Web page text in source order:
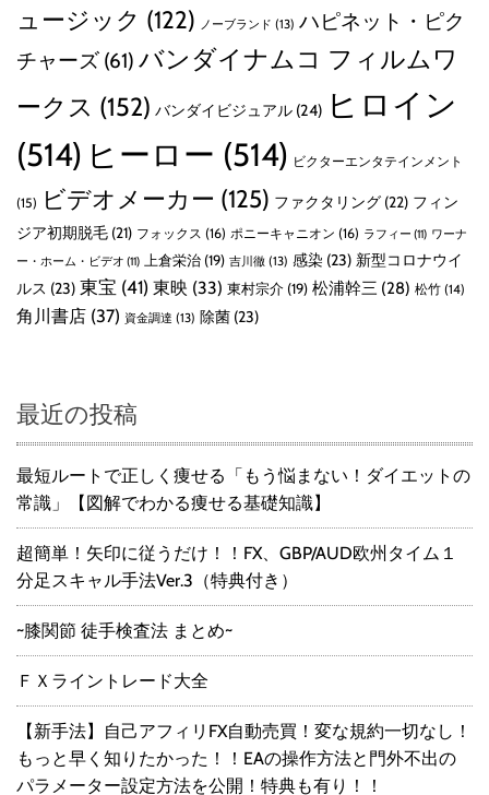
ュージック (122) ノーブランド (13) ハピネット・ピク
チャーズ (61) バンダイナムコ フィルムワ
ークス (152) バンダイビジュアル (24) ヒロイン
(514) ヒーロー (514) ビクターエンタテインメント
(15) ビデオメーカー (125) ファクタリング (22) フィン
ジア初期脱毛 (21) フォックス (16) ポニーキャニオン (16) ラフィー (11) ワーナ
ー・ホーム・ビデオ (11) 上倉栄治 (19) 吉川徹 (13) 感染 (23) 新型コロナウイ
ルス (23) 東宝 (41) 東映 (33) 東村宗介 (19) 松浦幹三 (28) 松竹 (14)
角川書店 (37) 資金調達 (13) 除菌 (23)
最近の投稿
最短ルートで正しく痩せる「もう悩まない！ダイエットの
常識」【図解でわかる痩せる基礎知識】
超簡単！矢印に従うだけ！！FX、GBP/AUD欧州タイム１
分足スキャル手法Ver.3（特典付き）
~膝関節 徒手検査法 まとめ~
ＦＸライントレード大全
【新手法】自己アフィリFX自動売買！変な規約一切なし！
もっと早く知りたかった！！EAの操作方法と門外不出の
パラメーター設定方法を公開！特典も有り！！